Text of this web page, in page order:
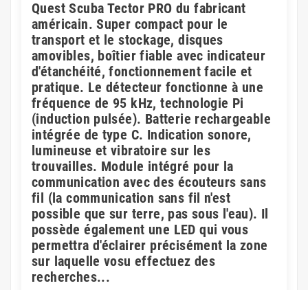
Quest Scuba Tector PRO du fabricant
américain. Super compact pour le
transport et le stockage, disques
amovibles, boîtier fiable avec indicateur
d'étanchéité, fonctionnement facile et
pratique. Le détecteur fonctionne à une
fréquence de 95 kHz, technologie Pi
(induction pulsée). Batterie rechargeable
intégrée de type C. Indication sonore,
lumineuse et vibratoire sur les
trouvailles. Module intégré pour la
communication avec des écouteurs sans
fil (la communication sans fil n'est
possible que sur terre, pas sous l'eau). Il
possède également une LED qui vous
permettra d'éclairer précisément la zone
sur laquelle vosu effectuez des
recherches...